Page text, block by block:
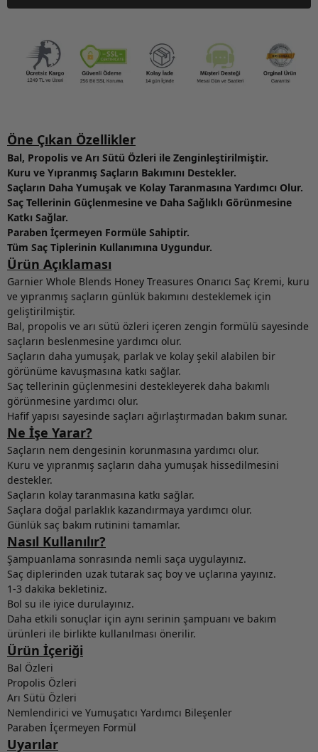
Öne Çıkan Özellikler
Bal, Propolis ve Arı Sütü Özleri ile Zenginleştirilmiştir.
Kuru ve Yıpranmış Saçların Bakımını Destekler.
Saçların Daha Yumuşak ve Kolay Taranmasına Yardımcı Olur.
Saç Tellerinin Güçlenmesine ve Daha Sağlıklı Görünmesine
Katkı Sağlar.
Paraben İçermeyen Formüle Sahiptir.
Tüm Saç Tiplerinin Kullanımına Uygundur.
Ürün Açıklaması
Garnier Whole Blends Honey Treasures Onarıcı Saç Kremi, kuru
ve yıpranmış saçların günlük bakımını desteklemek için
geliştirilmiştir.
Bal, propolis ve arı sütü özleri içeren zengin formülü sayesinde
saçların beslenmesine yardımcı olur.
Saçların daha yumuşak, parlak ve kolay şekil alabilen bir
görünüme kavuşmasına katkı sağlar.
Saç tellerinin güçlenmesini destekleyerek daha bakımlı
görünmesine yardımcı olur.
Hafif yapısı sayesinde saçları ağırlaştırmadan bakım sunar.
Ne İşe Yarar?
Saçların nem dengesinin korunmasına yardımcı olur.
Kuru ve yıpranmış saçların daha yumuşak hissedilmesini
destekler.
Saçların kolay taranmasına katkı sağlar.
Saçlara doğal parlaklık kazandırmaya yardımcı olur.
Günlük saç bakım rutinini tamamlar.
Nasıl Kullanılır?
Şampuanlama sonrasında nemli saça uygulayınız.
Saç diplerinden uzak tutarak saç boy ve uçlarına yayınız.
1-3 dakika bekletiniz.
Bol su ile iyice durulayınız.
Daha etkili sonuçlar için aynı serinin şampuanı ve bakım
ürünleri ile birlikte kullanılması önerilir.
Ürün İçeriği
Bal Özleri
Propolis Özleri
Arı Sütü Özleri
Nemlendirici ve Yumuşatıcı Yardımcı Bileşenler
Paraben İçermeyen Formül
Uyarılar